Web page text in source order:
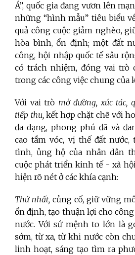
Á”, quốc gia đang vươn lên
những “hình mẫu” tiêu biểu
quả công cuộc giảm nghèo,
hòa bình, ổn định; một đất
công, hội nhập quốc tế sâu
có trách nhiệm, đóng vai trò
trong các công việc chung của
Với vai trò mở đường, xúc tác,
tiếp thu,kết hợp chặt chẽ với
đa dạng, phong phú đã và
cao tầm vóc, vị thế đất
tình, ủng hộ của nhân dân
cuộc phát triển kinh tế - xã
hiện rõ nét ở các khía cạnh:
Thứ nhất, củng cố, giữ vững
ổn định, tạo thuận lợi cho
nước. Với sứ mệnh to lớn là
sớm, từ xa, từ khi nước còn
linh hoạt, sáng tạo tìm ra